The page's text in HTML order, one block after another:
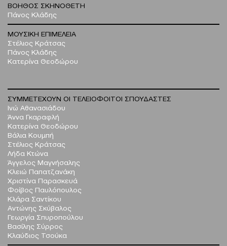
ΒΟΗΘΟΣ ΣΚΗΝΟΘΕΤΗ
Πάνος Κλάδης
ΜΟΥΣΙΚΗ ΕΠΙΜΕΛΕΙΑ
Στέλιος Κράτσας
Πάνος Κλάδης
Κατερίνα Θεοδώρου
ΣΥΜΜΕΤΕΧΟΥΝ ΟΙ ΤΕΛΕΙΟΦΟΙΤΟΙ ΣΠΟΥΔΑΣΤΕΣ
Ινώ Αθανασιάδου
Άννα Γκαραφλή
Κατερίνα Θεοδώρου
Βάλια Κουμπή
Στέλιος Κράτσας
Λήδα Κτώνα
Άγγελος Μαγνήσαλης
Κλειώ Παπατζανάκη
Χριστίνα Παρασκευά
Φοίβος Παυλόπουλος
Κλάρα Σαντίκου
Αντώνης Σκύβαλος
Γεωργία Σπυροπούλου
Βασίλης Σύρρος
Κλαύδιος Τσούκα